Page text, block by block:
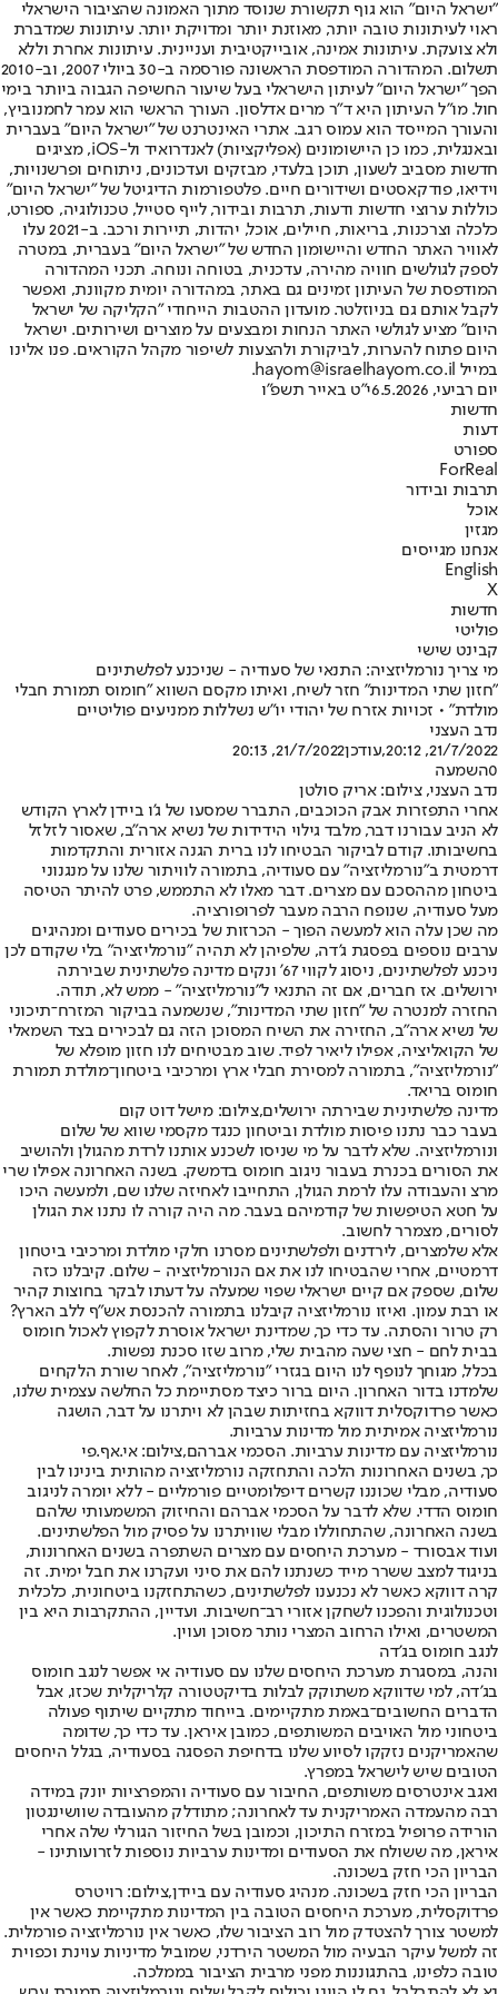
"ישראל היום" הוא גוף תקשורת שנוסד מתוך האמונה שהציבור הישראלי
ראוי לעיתונות טובה יותר, מאוזנת יותר ומדויקת יותר. עיתונות שמדברת
ולא צועקת. עיתונות אמינה, אובייקטיבית ועניינית. עיתונות אחרת וללא
תשלום. המהדורה המודפסת הראשונה פורסמה ב-30 ביולי 2007, וב-2010
הפך "ישראל היום" לעיתון הישראלי בעל שיעור החשיפה הגבוה ביותר בימי
חול. מו"ל העיתון היא ד"ר מרים אדלסון. העורך הראשי הוא עמר לחמנוביץ,
והעורך המייסד הוא עמוס רגב. אתרי האינטרנט של "ישראל היום" בעברית
ובאנגלית, כמו כן היישומונים (אפליקציות) לאנדרואיד ול-iOS, מציגים
חדשות מסביב לשעון, תוכן בלעדי, מבזקים ועדכונים, ניתוחים ופרשנויות,
וידיאו, פודקאסטים ושידורים חיים. פלטפורמות הדיגיטל של "ישראל היום"
כוללות ערוצי חדשות ודעות, תרבות ובידור, לייף סטייל, טכנולוגיה, ספורט,
כלכלה וצרכנות, בריאות, חיילים, אוכל, יהדות, תיירות ורכב. ב-2021 עלו
לאוויר האתר החדש והיישומון החדש של "ישראל היום" בעברית, במטרה
לספק לגולשים חוויה מהירה, עדכנית, בטוחה ונוחה. תכני המהדורה
המודפסת של העיתון זמינים גם באתר, במהדורה יומית מקוונת, ואפשר
לקבל אותם גם בניוזלטר. מועדון ההטבות הייחודי "הקליקה של ישראל
היום" מציע לגולשי האתר הנחות ומבצעים על מוצרים ושירותים. ישראל
היום פתוח להערות, לביקורת ולהצעות לשיפור מקהל הקוראים. פנו אלינו
במייל hayom@israelhayom.co.il.
יום רביעי, 6.5.2026
י"ט באייר תשפ"ו
חדשות
דעות
ספורט
ForReal
תרבות ובידור
אוכל
מגזין
אנחנו מגייסים
English
X
חדשות
פוליטי
קבינט שישי
מי צריך נורמליזציה: התנאי של סעודיה - שניכנע לפלשתינים
"חזון שתי המדינות" חזר לשיח, ואיתו מקסם השווא "חומוס תמורת חבלי
מולדת" • זכויות אזרח של יהודי יו"ש נשללות ממניעים פוליטיים
נדב העצני
21/7/2022, 20:12
,עודכן21/7/2022, 20:13
0השמעה
נדב העצני, צילום: אריק סולטן
אחרי התפזרות אבק הכוכבים, התברר שמסעו של ג'ו ביידן לארץ הקודש
לא הניב עבורנו דבר, מלבד גילוי הידידות של נשיא ארה"ב, שאסור לזלזל
בחשיבותו. קודם לביקור הבטיחו לנו ברית הגנה אזורית והתקדמות
דרמטית ב"נורמליזציה" עם סעודיה, בתמורה לוויתור שלנו על מנגנוני
ביטחון מההסכם עם מצרים. דבר מאלו לא התממש, פרט להיתר הטיסה
מעל סעודיה, שנופח הרבה מעבר לפרופורציה.
מה שכן עלה הוא למעשה הפוך - הכרזות של בכירים סעודים ומנהיגים
ערבים נוספים בפסגת ג'דה, שלפיהן לא תהיה "נורמליזציה" בלי שקודם לכן
ניכנע לפלשתינים, ניסוג לקווי 67' ונקים מדינה פלשתינית שבירתה
ירושלים. אז חברים, אם זה התנאי ל"נורמליזציה" - ממש לא, תודה.
החזרה למנטרה של "חזון שתי המדינות", שנשמעה בביקור המזרח־תיכוני
של נשיא ארה"ב, החזירה את השיח המסוכן הזה גם לבכירים בצד השמאלי
של הקואליציה, אפילו ליאיר לפיד. שוב מבטיחים לנו חזון מופלא של
"נורמליזציה", בתמורה למסירת חבלי ארץ ומרכיבי ביטחון־מולדת תמורת
חומוס בריאד.
מדינה פלשתינית שבירתה ירושלים,צילום: מישל דוט קום
בעבר כבר נתנו פיסות מולדת וביטחון כנגד מקסמי שווא של שלום
ונורמליזציה. שלא לדבר על מי שניסו לשכנע אותנו לרדת מהגולן ולהושיב
את הסורים בכנרת בעבור ניגוב חומוס בדמשק. בשנה האחרונה אפילו שרי
מרצ והעבודה עלו לרמת הגולן, התחייבו לאחיזה שלנו שם, ולמעשה היכו
על חטא הטיפשות של קודמיהם בעבר. מה היה קורה לו נתנו את הגולן
לסורים, מצמרר לחשוב.
אלא שלמצרים, לירדנים ולפלשתינים מסרנו חלקי מולדת ומרכיבי ביטחון
דרמטיים, אחרי שהבטיחו לנו את אם הנורמליזציה - שלום. קיבלנו כזה
שלום, שספק אם קיים ישראלי שפוי שמעלה על דעתו לבקר בחוצות קהיר
או רבת עמון. ואיזו נורמליזציה קיבלנו בתמורה להכנסת אש"ף ללב הארץ?
רק טרור והסתה. עד כדי כך, שמדינת ישראל אוסרת לקפוץ לאכול חומוס
בבית לחם - חצי שעה מהבית שלי, מרוב שזו סכנת נפשות.
בכלל, מגוחך לנופף לנו היום בגזרי "נורמליזציה", לאחר שורת הלקחים
שלמדנו בדור האחרון. היום ברור כיצד מסתיימת כל החלשה עצמית שלנו,
כאשר פרדוקסלית דווקא בחזיתות שבהן לא ויתרנו על דבר, הושגה
נורמליזציה אמיתית מול מדינות ערביות.
נורמליזציה עם מדינות ערביות. הסכמי אברהם,צילום: אי.אף.פי
כך, בשנים האחרונות הלכה והתחזקה נורמליזציה מהותית בינינו לבין
סעודיה, מבלי שכוננו קשרים דיפלומטיים פורמליים - ללא יומרה לניגוב
חומוס הדדי. שלא לדבר על הסכמי אברהם והחיזוק המשמעותי שלהם
בשנה האחרונה, שהתחוללו מבלי שוויתרנו על פסיק מול הפלשתינים.
ועוד אבסורד - מערכת היחסים עם מצרים השתפרה בשנים האחרונות,
בניגוד למצב ששרר מייד כשנתנו להם את סיני ועקרנו את חבל ימית. זה
קרה דווקא כאשר לא נכנענו לפלשתינים, כשהתחזקנו ביטחונית, כלכלית
וטכנולוגית והפכנו לשחקן אזורי רב־חשיבות. ועדיין, ההתקרבות היא בין
המשטרים, ואילו הרחוב המצרי נותר מסוכן ועוין.
לנגב חומוס בג'דה
והנה, במסגרת מערכת היחסים שלנו עם סעודיה אי אפשר לנגב חומוס
בג'דה, למי שדווקא משתוקק לבלות בדיקטטורה קלריקלית שכזו, אבל
הדברים החשובים־באמת מתקיימים. בייחוד מתקיים שיתוף פעולה
ביטחוני מול האויבים המשותפים, כמובן איראן. עד כדי כך, שדומה
שהאמריקנים נזקקו לסיוע שלנו בדחיפת הפסגה בסעודיה, בגלל היחסים
הטובים שיש לישראל במפרץ.
ואגב אינטרסים משותפים, החיבור עם סעודיה והמפרציות יונק במידה
רבה מהעמדה האמריקנית עד לאחרונה; מתודלק מהעובדה שוושינגטון
הורידה פרופיל במזרח התיכון, וכמובן בשל החיזור הגורלי שלה אחרי
איראן, מה ששולח את הסעודים ומדינות ערביות נוספות לזרועותינו -
הבריון הכי חזק בשכונה.
הבריון הכי חזק בשכונה. מנהיג סעודיה עם ביידן,צילום: רויטרס
פרדוקסלית, מערכת היחסים הטובה בין המדינות מתקיימת כאשר אין
למשטר צורך להצטדק מול רוב הציבור שלו, כאשר אין נורמליזציה פורמלית.
זה למשל עיקר הבעיה מול המשטר הירדני, שמוביל מדיניות עוינת וכפוית
טובה כלפינו, בהתגוננות מפני מרבית הציבור בממלכה.